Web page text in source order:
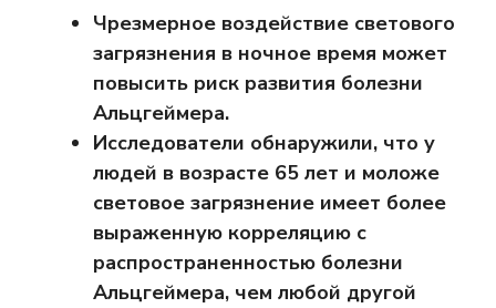
Чрезмерное воздействие светового
загрязнения в ночное время может
повысить риск развития болезни
Альцгеймера.
Исследователи обнаружили, что у
людей в возрасте 65 лет и моложе
световое загрязнение имеет более
выраженную корреляцию с
распространенностью болезни
Альцгеймера, чем любой другой